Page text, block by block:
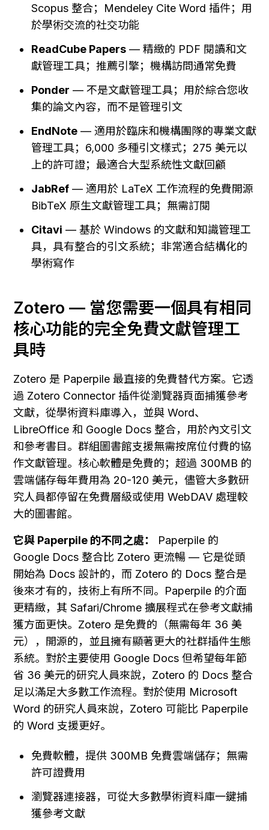
Scopus 整合；Mendeley Cite Word 插件；用
於學術交流的社交功能
ReadCube Papers — 精緻的 PDF 閱讀和文
獻管理工具；推薦引擎；機構訪問通常免費
Ponder — 不是文獻管理工具；用於綜合您收
集的論文內容，而不是管理引文
EndNote — 適用於臨床和機構團隊的專業文獻
管理工具；6,000 多種引文樣式；275 美元以
上的許可證；最適合大型系統性文獻回顧
JabRef — 適用於 LaTeX 工作流程的免費開源
BibTeX 原生文獻管理工具；無需訂閱
Citavi — 基於 Windows 的文獻和知識管理工
具，具有整合的引文系統；非常適合結構化的
學術寫作
Zotero — 當您需要一個具有相同
核心功能的完全免費文獻管理工
具時
Zotero 是 Paperpile 最直接的免費替代方案。它透
過 Zotero Connector 插件從瀏覽器頁面捕獲參考
文獻，從學術資料庫導入，並與 Word、
LibreOffice 和 Google Docs 整合，用於內文引文
和參考書目。群組圖書館支援無需按席位付費的協
作文獻管理。核心軟體是免費的；超過 300MB 的
雲端儲存每年費用為 20-120 美元，儘管大多數研
究人員都停留在免費層級或使用 WebDAV 處理較
大的圖書館。
它與 Paperpile 的不同之處：
Paperpile 的
Google Docs 整合比 Zotero 更流暢 — 它是從頭
開始為 Docs 設計的，而 Zotero 的 Docs 整合是
後來才有的，技術上有所不同。Paperpile 的介面
更精緻，其 Safari/Chrome 擴展程式在參考文獻捕
獲方面更快。Zotero 是免費的（無需每年 36 美
元），開源的，並且擁有顯著更大的社群插件生態
系統。對於主要使用 Google Docs 但希望每年節
省 36 美元的研究人員來說，Zotero 的 Docs 整合
足以滿足大多數工作流程。對於使用 Microsoft
Word 的研究人員來說，Zotero 可能比 Paperpile
的 Word 支援更好。
免費軟體，提供 300MB 免費雲端儲存；無需
許可證費用
瀏覽器連接器，可從大多數學術資料庫一鍵捕
獲參考文獻